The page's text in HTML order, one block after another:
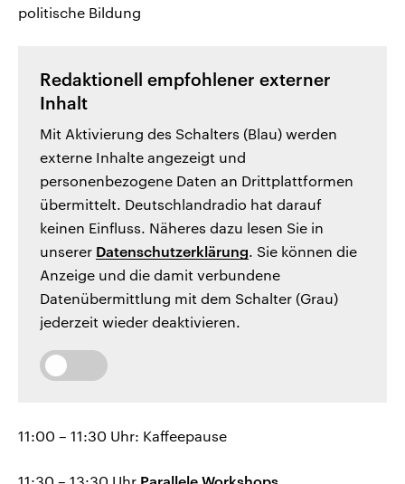
politische Bildung
Redaktionell empfohlener externer
Inhalt
Mit Aktivierung des Schalters (Blau) werden
externe Inhalte angezeigt und
personenbezogene Daten an Drittplattformen
übermittelt. Deutschlandradio hat darauf
keinen Einfluss. Näheres dazu lesen Sie in
unserer Datenschutzerklärung. Sie können die
Anzeige und die damit verbundene
Datenübermittlung mit dem Schalter (Grau)
jederzeit wieder deaktivieren.
11:00 – 11:30 Uhr: Kaffeepause